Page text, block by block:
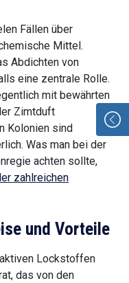
Fällen über
Mittel.
Abdichten von
eine zentrale Rolle.
mit bewährten
Zimtduft
Kolonien sind
Was man bei der
achten sollte,
zahlreichen
und Vorteile
Lockstoffen
das von den